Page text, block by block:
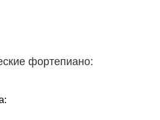
фортепиано: